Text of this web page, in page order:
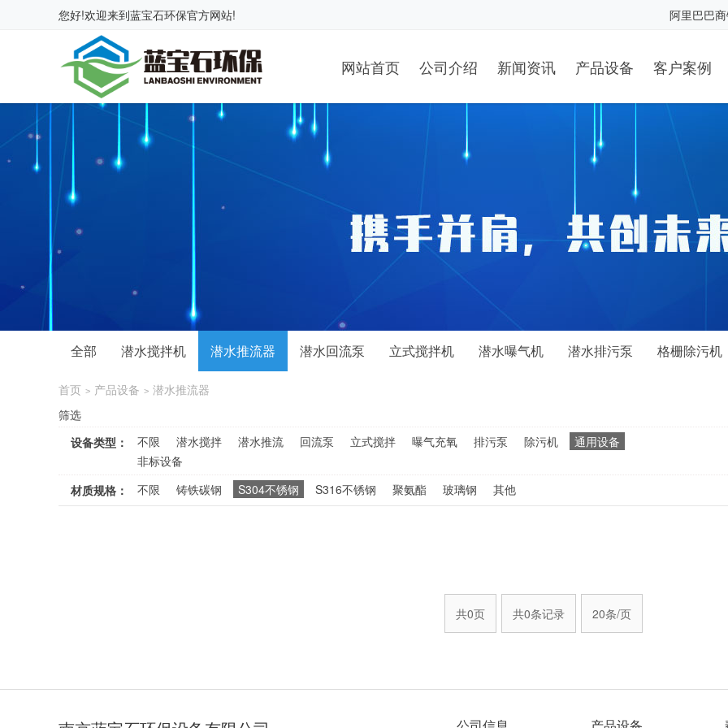
阿里巴巴
您好!欢迎来到蓝宝石环保官方网站!
网站首页 公司介绍 新闻资讯 产品设备 客户案例
全部 潜水搅拌机 潜水推流器 潜水回流泵 立式搅拌机 潜水曝气机 潜水排污泵 格栅除污机
首页 > 产品设备 > 潜水推流器
筛选
设备类型：
不限 潜水搅拌 潜水推流 回流泵 立式搅拌 曝气充氧 排污泵 除污机
通用设备
非标设备
材质规格：
不限 铸铁碳钢 S304不锈钢 S316不锈钢 聚氨酯 玻璃钢 其他
共0页 共0条记录 20条/页